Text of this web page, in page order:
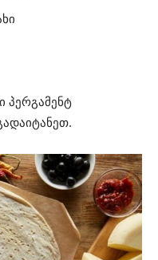
პერგამენტ